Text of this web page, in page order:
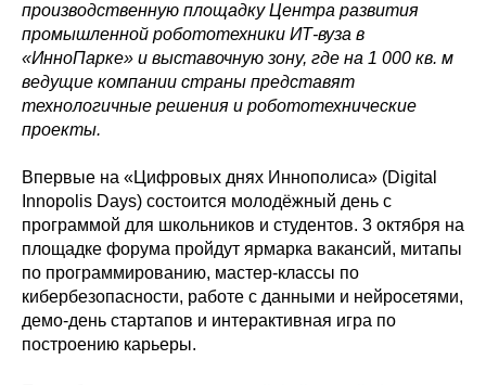
производственную площадку Центра развития
промышленной робототехники ИТ-вуза в
«ИнноПарке» и выставочную зону, где на 1 000 кв. м
ведущие компании страны представят
технологичные решения и робототехнические
проекты.
Впервые на «Цифровых днях Иннополиса» (Digital
Innopolis Days) состоится молодёжный день с
программой для школьников и студентов. 3 октября на
площадке форума пройдут ярмарка вакансий, митапы
по программированию, мастер-классы по
кибербезопасности, работе с данными и нейросетями,
демо-день стартапов и интерактивная игра по
построению карьеры.
© 2015-2026 НАУРР. Все права защищены. При использовании материалов
ссылка на ROBOTUNION.RU — обязательна
Политика конфиденциальности
© 2015-2026 НАУРР. Все права защищены.
При использовании материалов ссылка на ROBOTUNION.RU — обязательна